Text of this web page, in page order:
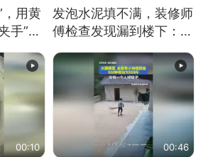
，用黄
手”，
如身
发泡水泥填不满，装修师
傅检查发现漏到楼下：出
风口未延伸到外墙
00:10 00:46